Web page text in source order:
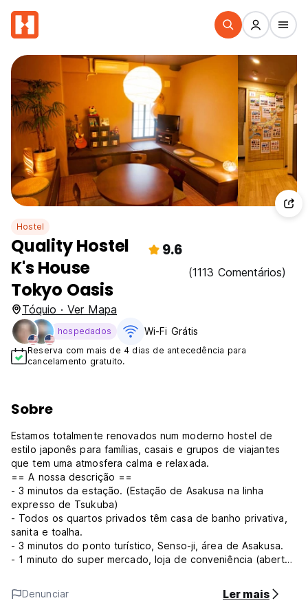
Hostel
Quality Hostel
K's House
Tokyo Oasis
9.6
(1113 Comentários)
Tóquio · Ver Mapa
hospedados Wi-Fi Grátis
Reserva com mais de 4 dias de antecedência para
cancelamento gratuito.
Sobre
Estamos totalmente renovados num moderno hostel de
estilo japonês para famílias, casais e grupos de viajantes
que tem uma atmosfera calma e relaxada.
== A nossa descrição ==
- 3 minutos da estação. (Estação de Asakusa na linha
expresso de Tsukuba)
- Todos os quartos privados têm casa de banho privativa,
sanita e toalha.
- 3 minutos do ponto turístico, Senso-ji, área de Asakusa.
- 1 minuto do super mercado, loja de conveniência (aberta
- Depósito de bagagens GRATUITO (8h-10h)
- Máquina de lavar e secar roupa disponível
Denunciar Ler mais